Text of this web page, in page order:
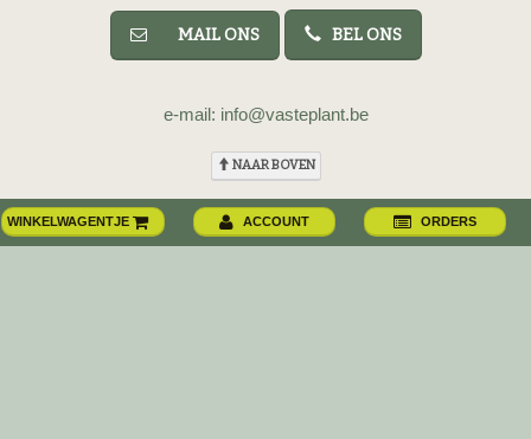
MAIL ONS BEL ONS
e-mail: info@vasteplant.be
NAAR BOVEN
WINKELWAGENTJE ACCOUNT ORDERS